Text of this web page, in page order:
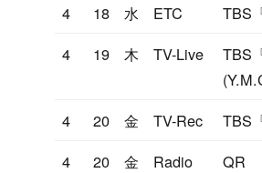
4
18 水 ETC
TBS
4
19 木 TV-Live
TBS
4
20 金 TV-Rec
TBS
4
20 金 Radio
QR